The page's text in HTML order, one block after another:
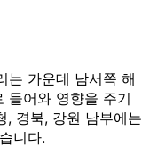
는 가운데 남서쪽 해
들어와 영향을 주기
, 경북, 강원 남부에는
니다.